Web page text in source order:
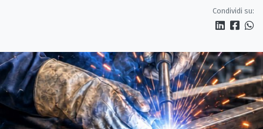
Condividi su: